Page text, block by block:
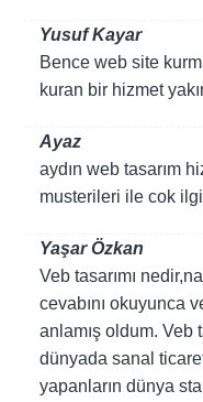
Yusuf Kayar
Bence web site
kuran bir hizmet
Ayaz
aydın web tasarım
musterileri ile cok
Yaşar Özkan
Veb tasarımı
cevabını okuyunca
anlamış oldum. Veb
dünyada sanal
yapanların dünya